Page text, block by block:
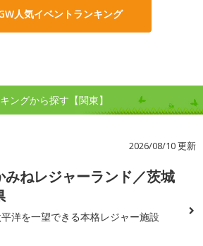
人気イベントランキング
ングから探す【関東】
2026/08/10 更新
みねレジャーランド／茨城
洋を一望できる本格レジャー施設